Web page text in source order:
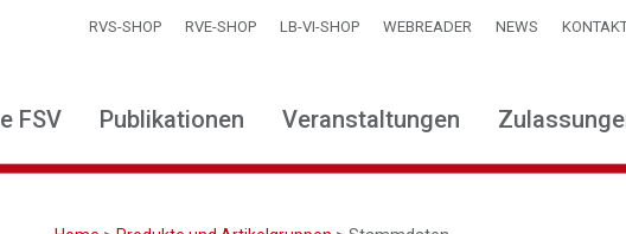
RVS-SHOP RVE-SHOP LB-VI-SHOP WEBREADER NEWS
FSV Publikationen Veranstaltungen